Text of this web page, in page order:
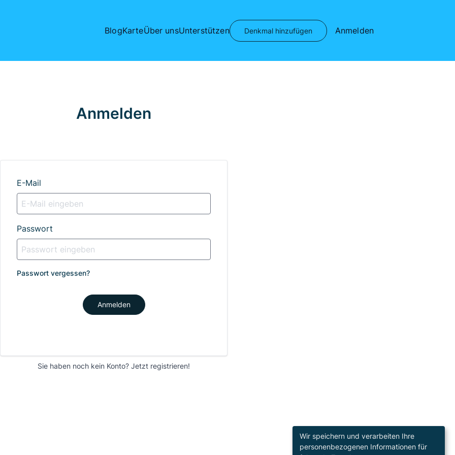
BlogKarteÜber unsUnterstützen Denkmal hinzufügen Anmelden
Anmelden
E-Mail
Passwort
Passwort vergessen?
Anmelden
Sie haben noch kein Konto? Jetzt registrieren!
Wir speichern und verarbeiten Ihre
personenbezogenen Informationen für